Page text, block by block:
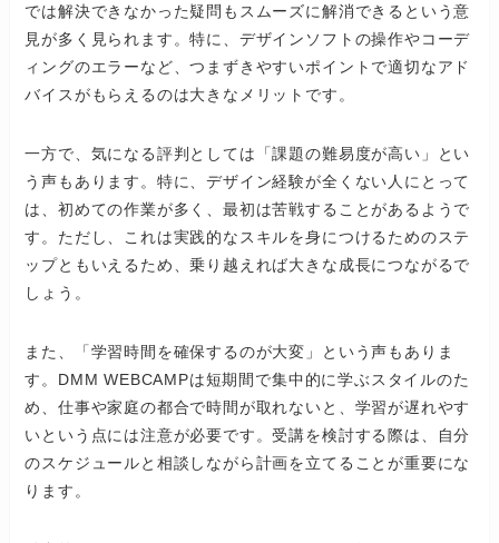
では解決できなかった疑問もスムーズに解消できるという意
見が多く見られます。特に、デザインソフトの操作やコーデ
ィングのエラーなど、つまずきやすいポイントで適切なアド
バイスがもらえるのは大きなメリットです。
一方で、気になる評判としては「課題の難易度が高い」とい
う声もあります。特に、デザイン経験が全くない人にとって
は、初めての作業が多く、最初は苦戦することがあるようで
す。ただし、これは実践的なスキルを身につけるためのステ
ップともいえるため、乗り越えれば大きな成長につながるで
しょう。
また、「学習時間を確保するのが大変」という声もありま
す。DMM WEBCAMPは短期間で集中的に学ぶスタイルのた
め、仕事や家庭の都合で時間が取れないと、学習が遅れやす
いという点には注意が必要です。受講を検討する際は、自分
のスケジュールと相談しながら計画を立てることが重要にな
ります。